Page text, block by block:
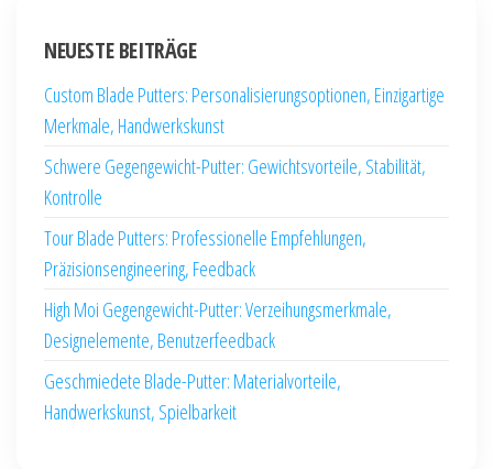
NEUESTE BEITRÄGE
Custom Blade Putters: Personalisierungsoptionen, Einzigartige
Merkmale, Handwerkskunst
Schwere Gegengewicht-Putter: Gewichtsvorteile, Stabilität,
Kontrolle
Tour Blade Putters: Professionelle Empfehlungen,
Präzisionsengineering, Feedback
High Moi Gegengewicht-Putter: Verzeihungsmerkmale,
Designelemente, Benutzerfeedback
Geschmiedete Blade-Putter: Materialvorteile,
Handwerkskunst, Spielbarkeit